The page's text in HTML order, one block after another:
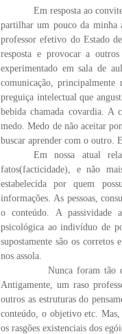
Em resposta ao
partilhar um pouco da minha
professor efetivo do Estado
resposta e provocar a
experimentado em sala de
comunicação, principalmente
preguiça intelectual que
bebida chamada covardia. A
medo. Medo de não aceitar
buscar aprender com o outro.
Em nossa atual rela
fatos(facticidade), e não
estabelecida por quem
informações. As pessoas,
o conteúdo. A passividade
psicológica ao indivíduo de
supostamente são os corretos
nos assola.
Nunca foram tão
Antigamente, um raso
outros as estruturas do
conteúdo, o objetivo etc.
os rasgões existenciais dos egó